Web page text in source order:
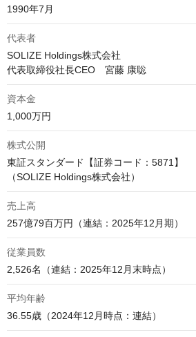
1990年7月
代表者
SOLIZE Holdings株式会社
代表取締役社長CEO　宮藤 康聡
資本金
1,000万円
株式公開
東証スタンダード【証券コード：5871】
（SOLIZE Holdings株式会社）
売上高
257億79百万円（連結：2025年12月期）
従業員数
2,526名（連結：2025年12月末時点）
平均年齢
36.55歳（2024年12月時点：連結）